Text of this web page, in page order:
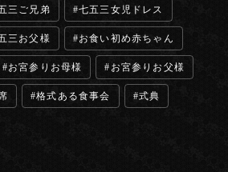
三ご兄弟 七五三女児ドレス
三お父様 お食い初め赤ちゃん
お宮参りお母様 お宮参りお父様
格式ある食事会 式典